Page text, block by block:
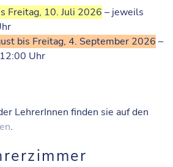
Freitag, 10. Juli 2026 – jeweils
bis Freitag, 4. September 2026 –
Uhr
LehrerInnen finden sie auf den
.